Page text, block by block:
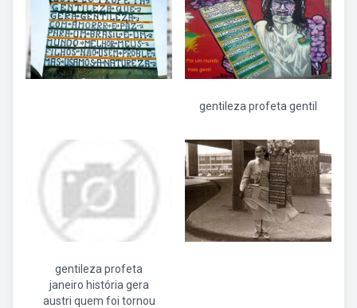
gentileza profeta gentil
gentileza profeta
janeiro história gera
austri quem foi tornou